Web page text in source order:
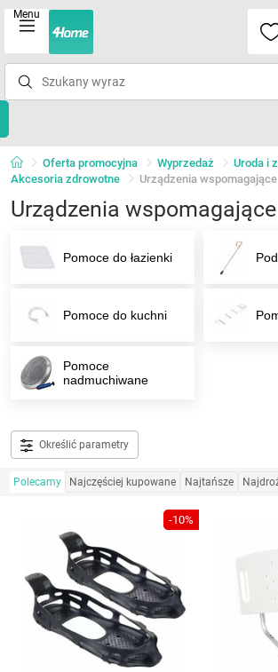
Menu
Oferta promocyjna Wyprzedaż
Uroda i
Akcesoria zdrowotne
Urządzenia wspomagające
Urządzenia wspomagające
Pomoce do łazienki
Pomoce do kuchni
Pomoce
nadmuchiwane
Określić parametry
Polecamy Najczęściej kupowane Najtańsze
-10%